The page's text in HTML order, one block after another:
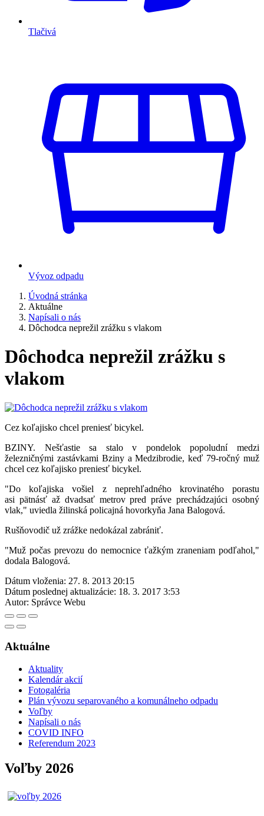
Tlačivá
Vývoz odpadu
Úvodná stránka
Aktuálne
Napísali o nás
Dôchodca neprežil zrážku s vlakom
Dôchodca neprežil zrážku s
vlakom
Cez koľajisko chcel preniesť bicykel.
BZINY. Nešťastie sa stalo v pondelok popoludní medzi
železničnými zastávkami Bziny a Medzibrodie, keď 79-ročný muž
chcel cez koľajisko preniesť bicykel.
"Do koľajiska vošiel z neprehľadného krovinatého porastu
asi pätnásť až dvadsať metrov pred práve prechádzajúci osobný
vlak," uviedla žilinská policajná hovorkyňa Jana Balogová.
Rušňovodič už zrážke nedokázal zabrániť.
"Muž počas prevozu do nemocnice ťažkým zraneniam podľahol,"
dodala Balogová.
Dátum vloženia: 27. 8. 2013 20:15
Dátum poslednej aktualizácie: 18. 3. 2017 3:53
Autor: Správce Webu
Aktuálne
Aktuality
Kalendár akcií
Fotogaléria
Plán vývozu separovaného a komunálneho odpadu
Voľby
Napísali o nás
COVID INFO
Referendum 2023
Voľby 2026